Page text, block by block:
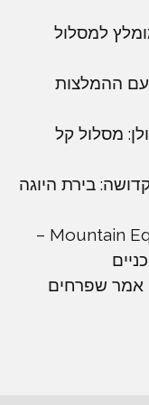
למסלול
עם ההמלצות
מסלול קל
בירת היוגה
מבחן שטח: Mountain Equipment Comici –
אמר שפרחים